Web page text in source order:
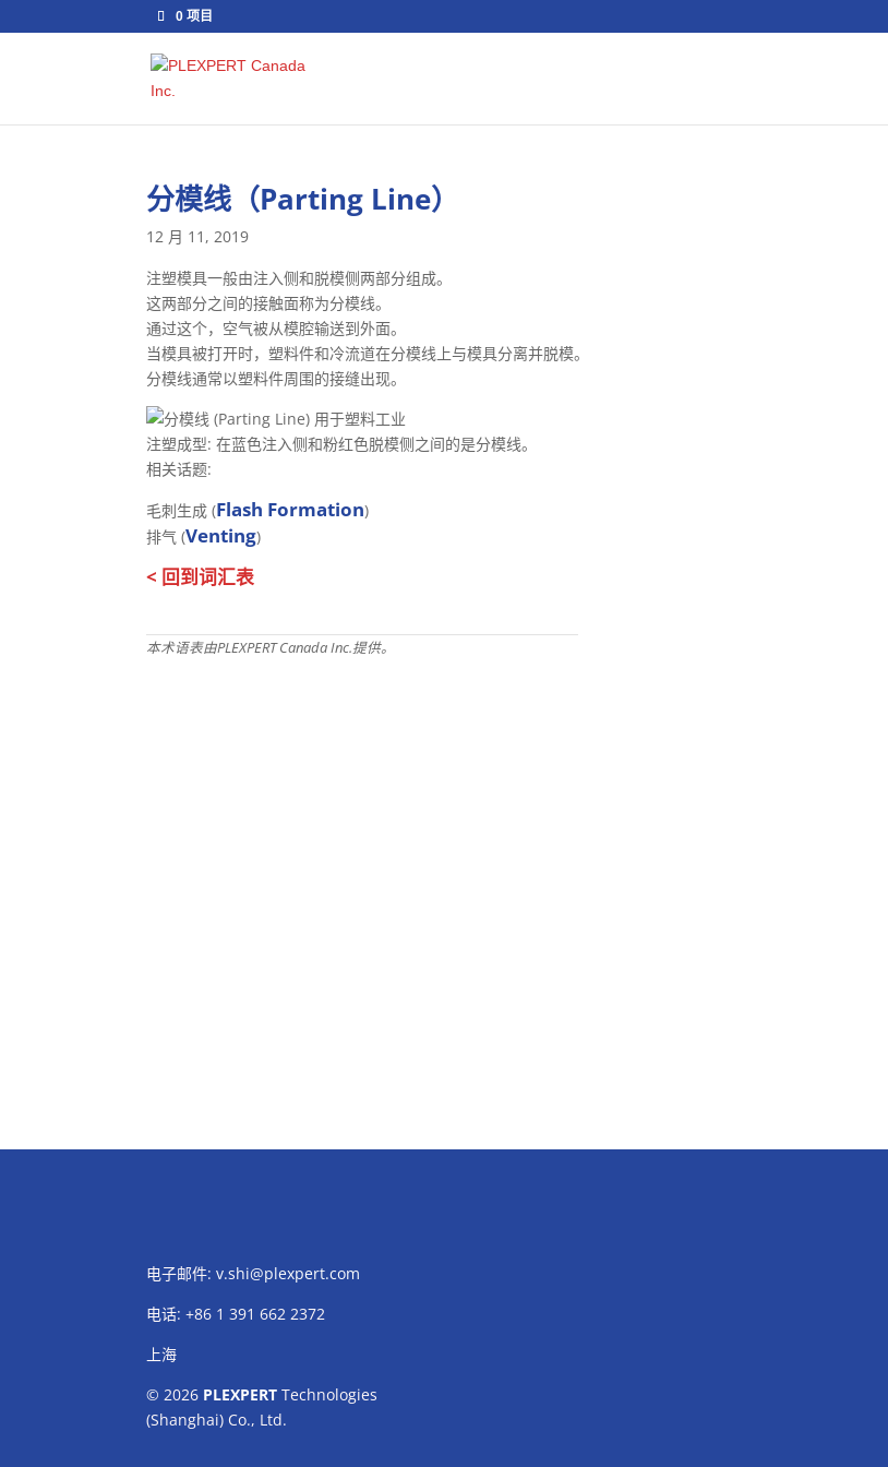
0 项目
分模线（Parting Line）
12 月 11, 2019
注塑模具一般由注入侧和脱模侧两部分组成。
这两部分之间的接触面称为分模线。
通过这个，空气被从模腔输送到外面。
当模具被打开时，塑料件和冷流道在分模线上与模具分离并脱模。
分模线通常以塑料件周围的接缝出现。
注塑成型: 在蓝色注入侧和粉红色脱模侧之间的是分模线。
相关话题:
毛刺生成 (Flash Formation)
排气 (Venting)
< 回到词汇表
本术语表由PLEXPERT Canada Inc.提供。
电子邮件:v.shi@plexpert.com
电话: +86 1 391 662 2372
上海
© 2026 PLEXPERT Technologies
(Shanghai) Co., Ltd.